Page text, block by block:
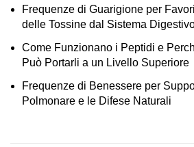
Frequenze di Guarigione per
delle Tossine dal Sistema
Come Funzionano i Peptidi e
Può Portarli a un Livello Superiore
Frequenze di Benessere per
Polmonare e le Difese Naturali